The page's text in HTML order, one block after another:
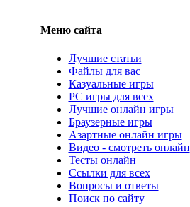
Меню сайта
Лучшие статьи
Файлы для вас
Казуальные игры
PC игры для всех
Лучшие онлайн игры
Браузерные игры
Азартные онлайн игры
Видео - смотреть онлайн
Тесты онлайн
Ссылки для всех
Вопросы и ответы
Поиск по сайту